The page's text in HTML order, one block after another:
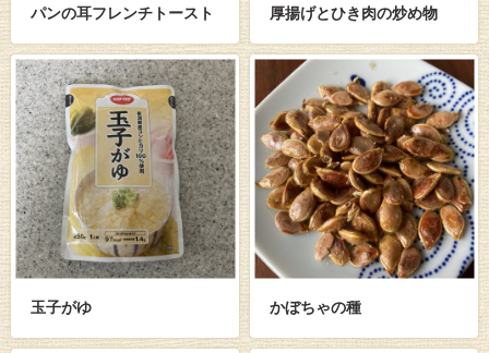
パンの耳フレンチトースト 厚揚げとひき肉の炒め物
玉子がゆ かぼちゃの種